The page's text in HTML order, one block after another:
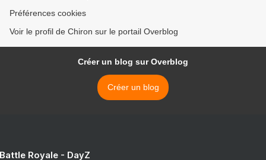
Préférences cookies
Voir le profil de Chiron sur le portail Overblog
Créer un blog sur Overblog
Créer un blog
Royale - DayZ